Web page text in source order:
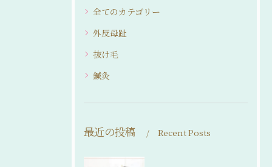
全てのカテゴリー
外反母趾
抜け毛
鍼灸
最近の投稿 Recent Posts